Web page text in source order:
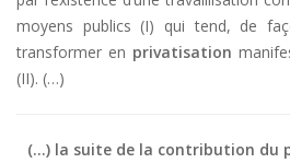
moyens publics (I) qui tend, de
transformer en privatisation
(II). (…)
(…) la suite de la contribution du